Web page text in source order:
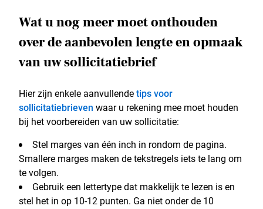
Wat u nog meer moet onthouden
over de aanbevolen lengte en opmaak
van uw sollicitatiebrief
Hier zijn enkele aanvullendetips voor
sollicitatiebrieven waar u rekening mee moet houden
bij het voorbereiden van uw sollicitatie:
Stel marges van één inch in rondom de pagina.
Smallere marges maken de tekstregels iets te lang om
te volgen.
Gebruik een lettertype dat makkelijk te lezen is en
stel het in op 10-12 punten. Ga niet onder de 10